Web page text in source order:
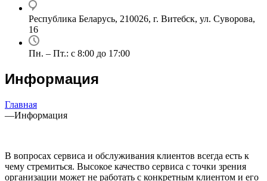
Республика Беларусь, 210026, г. Витебск, ул. Суворова,
16
Пн. – Пт.: с 8:00 до 17:00
Информация
Главная
—Информация
В вопросах сервиса и обслуживания клиентов всегда есть к
чему стремиться. Высокое качество сервиса с точки зрения
организации может не работать с конкретным клиентом и его